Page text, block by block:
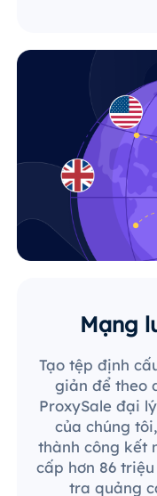
Mạng
Tạo tệp định
giản để theo
ProxySale đại
của chúng
thành công kết
cấp hơn 86
tra quảng